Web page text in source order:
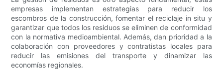
empresas implementan estrategias para reducir los
escombros de la construcción, fomentar el reciclaje in situ y
garantizar que todos los residuos se eliminen de conformidad
con la normativa medioambiental. Además, dan prioridad a la
colaboración con proveedores y contratistas locales para
reducir las emisiones del transporte y dinamizar las
economías regionales.